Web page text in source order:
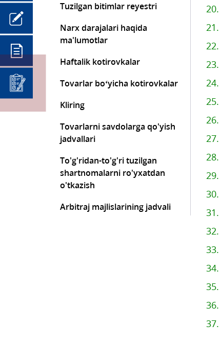
Tuzilgan bitimlar reyestri
Narx darajalari haqida
ma'lumotlar
Haftalik kotirovkalar
Tovarlar bo‘yicha kotirovkalar
Kliring
Tovarlarni savdolarga qo'yish
jadvallari
To'g'ridan-to'g'ri tuzilgan
shartnomalarni ro'yxatdan
o'tkazish
Arbitraj majlislarining jadvali
20.
21.
22.
23.
24.
25.
26.
27.
28.
29.
30.
31.
32.
33.
34.
35.
36.
37.